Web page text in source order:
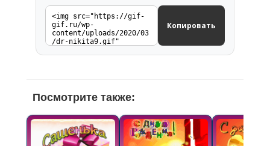
Копировать
Посмотрите также: